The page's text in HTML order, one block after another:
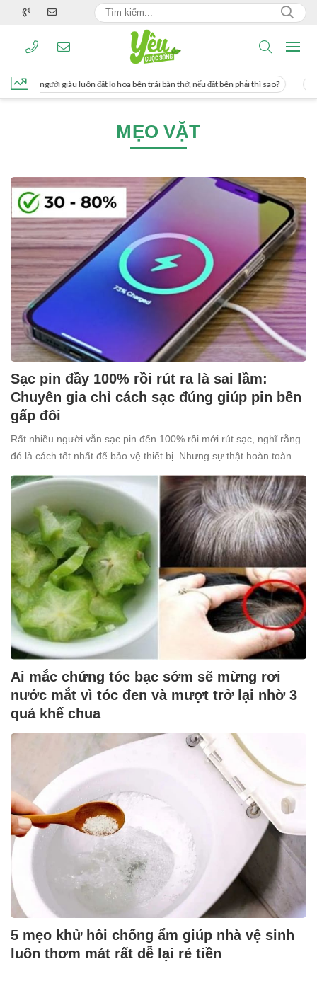
người giàu luôn đặt lọ hoa bên trái bàn thờ, nếu đặt bên phải thì sao?
MẸO VẶT
Sạc pin đầy 100% rồi rút ra là sai lầm:
Chuyên gia chỉ cách sạc đúng giúp pin bền
gấp đôi
Rất nhiều người vẫn sạc pin đến 100% rồi mới rút sạc, nghĩ rằng
đó là cách tốt nhất để bảo vệ thiết bị. Nhưng sự thật hoàn toàn
ngược lại: thói quen tưởng chừng “vô hại” này lại âm thầm khiến
pin nhanh chai, giảm tuổi thọ.
Ai mắc chứng tóc bạc sớm sẽ mừng rơi
nước mắt vì tóc đen và mượt trở lại nhờ 3
quả khế chua
5 mẹo khử hôi chống ẩm giúp nhà vệ sinh
luôn thơm mát rất dễ lại rẻ tiền